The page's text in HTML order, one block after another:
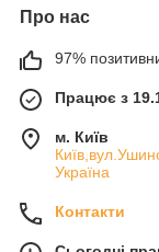
Про нас
97%
Працює з
м. Київ
Україна
Контакти